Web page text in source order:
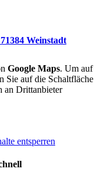
Weinstadt
Google Maps. Um auf
Sie auf die Schaltfläche
an Drittanbieter
entsperren